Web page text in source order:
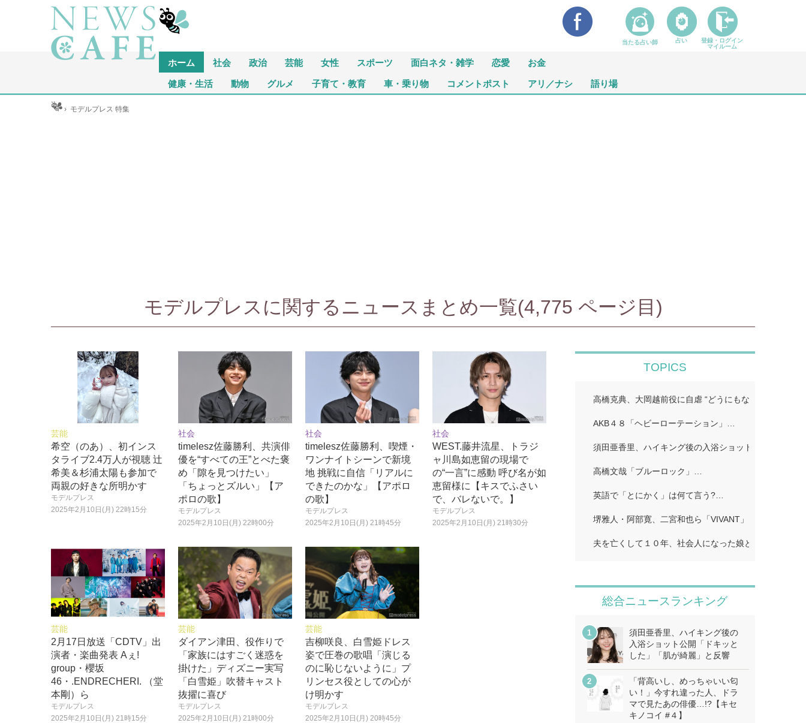
ホーム 社会 政治 芸能 女性 スポーツ 面白ネタ・雑学 恋愛 お金
健康・生活 動物 グルメ 子育て・教育 車・乗り物 コメントポスト アリ／ナシ 語り場
ホーム › モデルプレス 特集
モデルプレスに関するニュースまとめ一覧(4,775 ページ目)
芸能
希空（のあ）、初インス
タライブ2.4万人が視聴 辻
希美＆杉浦太陽も参加で
両親の好きな所明かす
モデルプレス
2025年2月10日(月) 22時15分
社会
timelesz佐藤勝利、共演俳
優を“すべての王”とべた褒
め「隙を見つけたい」
「ちょっとズルい」【ア
ポロの歌】
モデルプレス
2025年2月10日(月) 22時00分
社会
timelesz佐藤勝利、喫煙・
ワンナイトシーンで新境
地 挑戦に自信「リアルに
できたのかな」【アポロ
の歌】
モデルプレス
2025年2月10日(月) 21時45分
社会
WEST.藤井流星、トラジ
ャ川島如恵留の現場で
の“一言”に感動 呼び名が如
恵留様に【キスでふさい
で、バレないで。】
モデルプレス
2025年2月10日(月) 21時30分
芸能
2月17日放送「CDTV」出
演者・楽曲発表 Aぇ!
group・櫻坂
46・.ENDRECHERI. （堂
本剛）ら
モデルプレス
2025年2月10日(月) 21時15分
芸能
ダイアン津田、役作りで
「家族にはすごく迷惑を
掛けた」ディズニー実写
「白雪姫」吹替キャスト
抜擢に喜び
モデルプレス
2025年2月10日(月) 21時00分
芸能
吉柳咲良、白雪姫ドレス
姿で圧巻の歌唱「演じる
のに恥じないように」プ
リンセス役としての心が
け明かす
モデルプレス
2025年2月10日(月) 20時45分
TOPICS
高橋克典、大岡越前役に自虐 “どうにもならないポイ
AKB４８「ヘビーローテーション」…
須田亜香里、ハイキング後の入浴ショット公開「ドキ
高橋文哉「ブルーロック」…
英語で「とにかく」は何て言う?…
堺雅人・阿部寛、二宮和也ら「VIVANT」…
夫を亡くして１０年、社会人になった娘とふたり暮ら
総合ニュースランキング
須田亜香里、ハイキング後の
入浴ショット公開「ドキッと
した」「肌が綺麗」と反響
「背高いし、めっちゃいい匂
い！」今すれ違った人、ドラ
マで見たあの俳優…!?【キセ
キノコイ #４】
当たる占い師 占い
登録・ログイン
マイルーム